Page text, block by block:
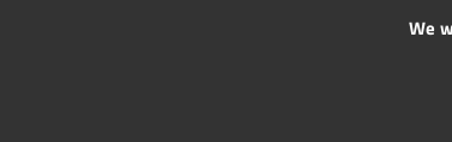
We